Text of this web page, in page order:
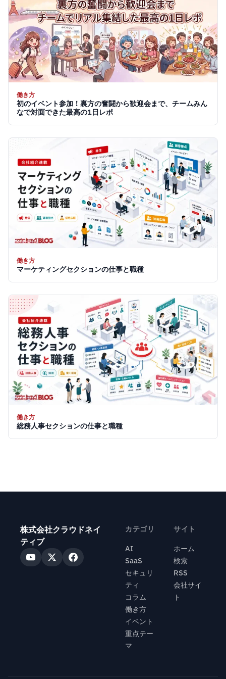
働き方
初のイベント参加！裏方の奮闘から歓迎会まで、チームみん
なで対面できた最高の1日レポ
働き方
マーケティングセクションの仕事と職種
働き方
総務人事セクションの仕事と職種
株式会社クラウドネイ
ティブ
カテゴリ
AI
SaaS
セキュリ
ティ
コラム
働き方
イベント
重点テー
マ
サイト
ホーム
検索
RSS
会社サイ
ト